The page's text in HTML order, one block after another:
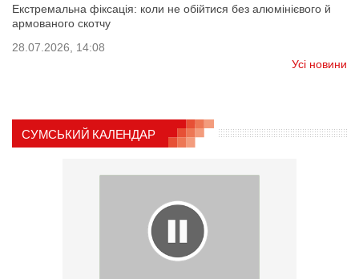
Екстремальна фіксація: коли не обійтися без алюмінієвого й
армованого скотчу
28.07.2026, 14:08
Усі новини
СУМСЬКИЙ КАЛЕНДАР